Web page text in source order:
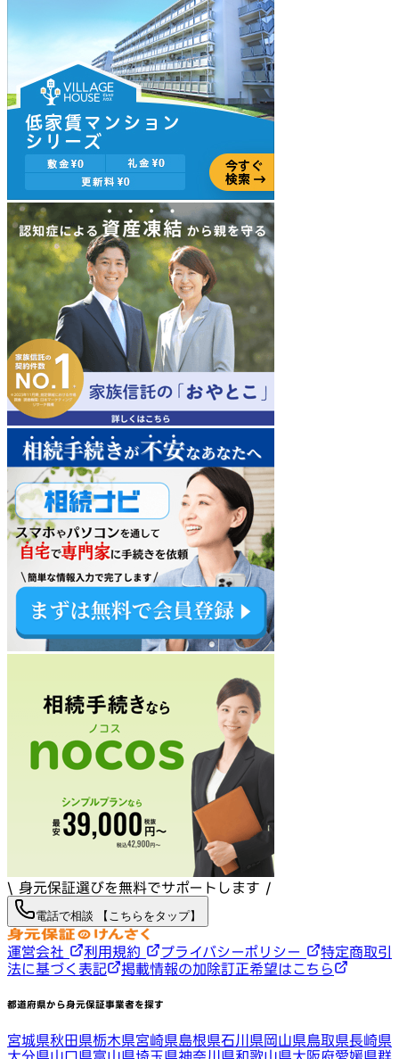
\ 身元保証選びを無料でサポートします /
電話で相談 【こちらをタップ】
運営会社 利用規約 プライバシーポリシー
特定商取引
法に基づく表記
掲載情報の加除訂正希望はこちら
都道府県から身元保証事業者を探す
宮城県秋田県栃木県宮崎県島根県石川県岡山県鳥取県長崎県